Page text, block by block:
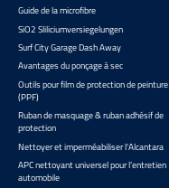
Guide de la microfibre
SiO2 Sliliciumversiegelungen
Surf City Garage Dash Away
Avantages du ponçage à sec
Outils pour film de protection de peinture
(PPF)
Ruban de masquage & ruban adhésif de
protection
Nettoyer et imperméabiliser l'Alcantara
APC nettoyant universel pour l’entretien
automobile